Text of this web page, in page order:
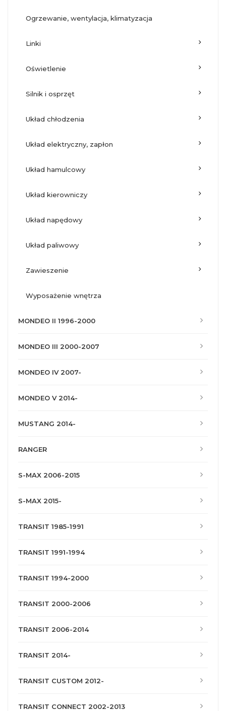
ogrzewanie, wentylacja, klimatyzacja
linki
oświetlenie
silnik i osprzęt
układ chłodzenia
układ elektryczny, zapłon
układ hamulcowy
układ kierowniczy
układ napędowy
układ paliwowy
zawieszenie
wyposażenie wnętrza
MONDEO II 1996-2000
MONDEO III 2000-2007
MONDEO IV 2007-
MONDEO V 2014-
MUSTANG 2014-
RANGER
S-MAX 2006-2015
S-MAX 2015-
TRANSIT 1985-1991
TRANSIT 1991-1994
TRANSIT 1994-2000
TRANSIT 2000-2006
TRANSIT 2006-2014
TRANSIT 2014-
TRANSIT CUSTOM 2012-
TRANSIT CONNECT 2002-2013